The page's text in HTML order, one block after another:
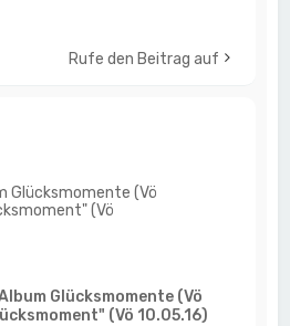
Rufe den Beitrag auf
Glücksmomente (Vö
(Vö
Glücksmomente (Vö
(Vö 10.05.16)